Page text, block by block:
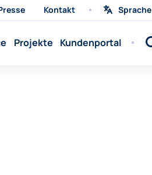
Kontakt
Sprache
Sprache
Projekte Kundenportal